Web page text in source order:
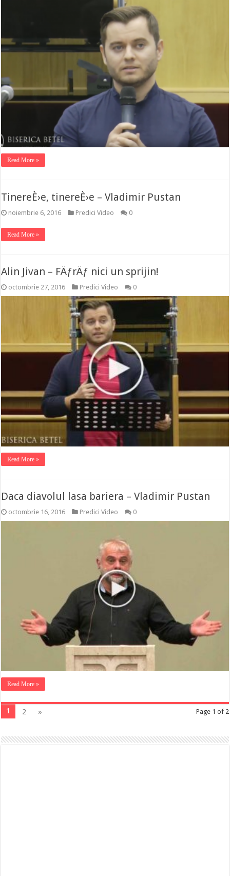
Read More »
TinereÈ›e, tinereÈ›e – Vladimir Pustan
noiembrie 6, 2016 Predici Video 0
Read More »
Alin Jivan – FÄƒrÄƒ nici un sprijin!
octombrie 27, 2016 Predici Video 0
Read More »
Daca diavolul lasa bariera – Vladimir Pustan
octombrie 16, 2016 Predici Video 0
Read More »
Page 1 of 2
1 2 »